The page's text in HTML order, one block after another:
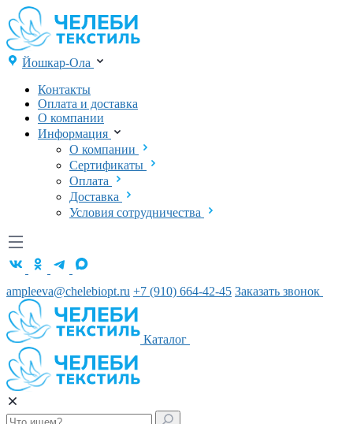
Йошкар-Ола
Контакты
Оплата и доставка
О компании
Информация
О компании
Сертификаты
Оплата
Доставка
Условия сотрудничества
ampleeva@chelebiopt.ru +7 (910) 664-42-45 Заказать звонок
Каталог